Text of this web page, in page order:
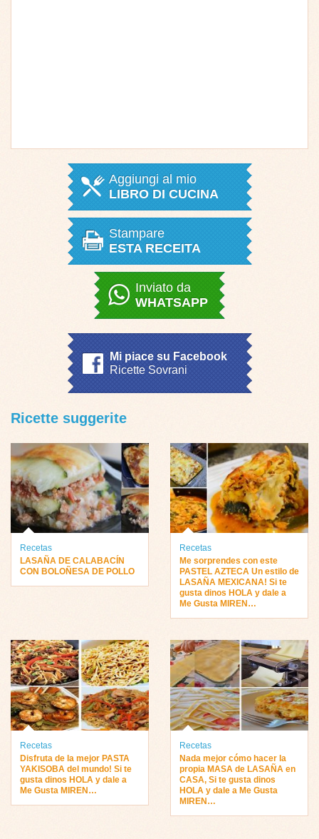
Aggiungi al mio
LIBRO DI CUCINA
Stampare
ESTA RECEITA
Inviato da
WHATSAPP
Mi piace su Facebook
Ricette Sovrani
Ricette suggerite
Recetas
LASAÑA DE CALABACÍN
CON BOLOÑESA DE POLLO
Recetas
Me sorprendes con este
PASTEL AZTECA Un estilo de
LASAÑA MEXICANA! Si te
gusta dinos HOLA y dale a
Me Gusta MIREN…
Recetas
Disfruta de la mejor PASTA
YAKISOBA del mundo! Si te
gusta dinos HOLA y dale a
Me Gusta MIREN…
Recetas
Nada mejor cómo hacer la
propia MASA de LASAÑA en
CASA, Si te gusta dinos
HOLA y dale a Me Gusta
MIREN…